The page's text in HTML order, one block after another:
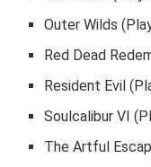
Outer Wilds
Red Dead
Resident Evil
Soulcalibur VI
The Artful